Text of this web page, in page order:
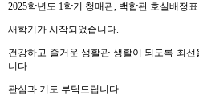
2025학년도 1학기 청매관, 백합관 호실배정
새학기가 시작되었습니다.
건강하고 즐거운 생활관 생활이 되도록 최
니다.
관심과 기도 부탁드립니다.